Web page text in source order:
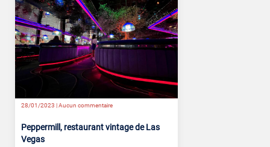
28/01/2023 |Aucun commentaire
Peppermill, restaurant vintage de Las
Vegas